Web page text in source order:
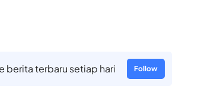
berita terbaru setiap hari Follow